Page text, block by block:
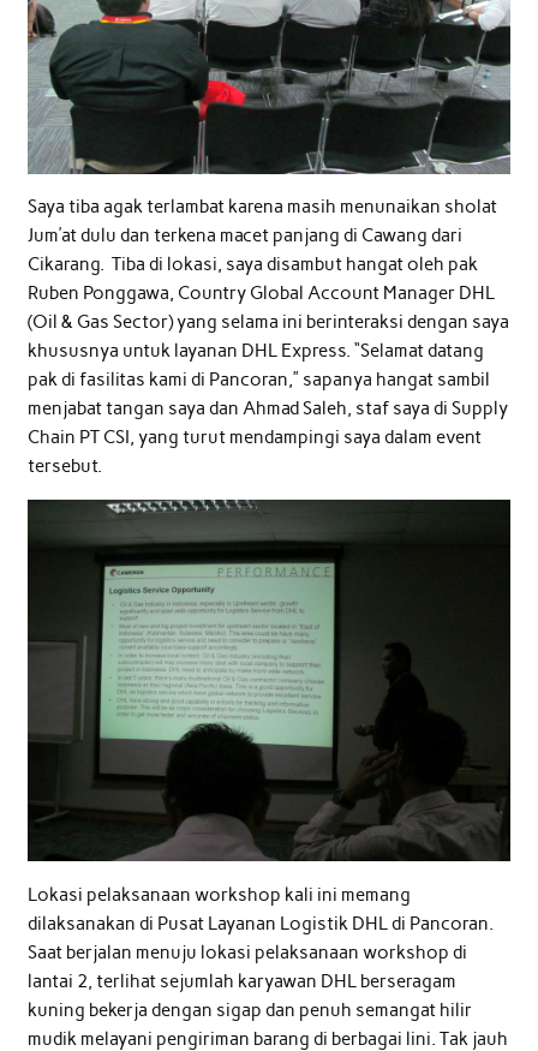
Saya tiba agak terlambat karena masih menunaikan sholat
Jum’at dulu dan terkena macet panjang di Cawang dari
Cikarang. Tiba di lokasi, saya disambut hangat oleh pak
Ruben Ponggawa, Country Global Account Manager DHL
(Oil & Gas Sector) yang selama ini berinteraksi dengan saya
khususnya untuk layanan DHL Express. “Selamat datang
pak di fasilitas kami di Pancoran,” sapanya hangat sambil
menjabat tangan saya dan Ahmad Saleh, staf saya di Supply
Chain PT CSI, yang turut mendampingi saya dalam event
tersebut.
Lokasi pelaksanaan workshop kali ini memang
dilaksanakan di Pusat Layanan Logistik DHL di Pancoran.
Saat berjalan menuju lokasi pelaksanaan workshop di
lantai 2, terlihat sejumlah karyawan DHL berseragam
kuning bekerja dengan sigap dan penuh semangat hilir
mudik melayani pengiriman barang di berbagai lini. Tak jauh